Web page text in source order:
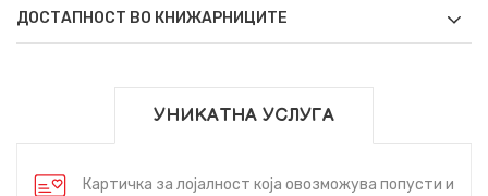
ДОСТАПНОСТ ВО КНИЖАРНИЦИТЕ
УНИКАТНА УСЛУГА
Картичка за лојалност која овозможува попусти и